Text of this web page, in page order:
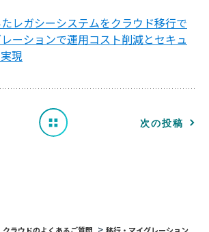
レガシーシステムをクラウド移行で
ーションで運用コスト削減とセキュ
現
覧
へ 次の投稿